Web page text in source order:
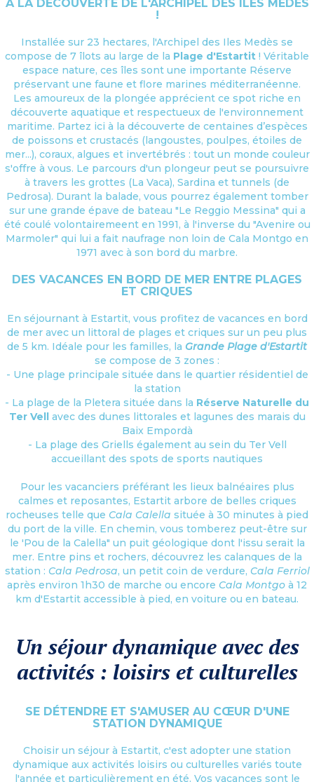
À LA DÉCOUVERTE DE L'ARCHIPEL DES ILES MEDÈS
!
Installée sur 23 hectares, l'Archipel des Iles Medès se
compose de 7 îlots au large de la Plage d'Estartit ! Véritable
espace nature, ces îles sont une importante Réserve
préservant une faune et flore marines méditerranéenne.
Les amoureux de la plongée apprécient ce spot riche en
découverte aquatique et respectueux de l'environnement
maritime. Partez ici à la découverte de centaines d’espèces
de poissons et crustacés (langoustes, poulpes, étoiles de
mer...), coraux, algues et invertébrés : tout un monde couleur
s'offre à vous. Le parcours d'un plongeur peut se poursuivre
à travers les grottes (La Vaca), Sardina et tunnels (de
Pedrosa). Durant la balade, vous pourrez également tomber
sur une grande épave de bateau "Le Reggio Messina" qui a
été coulé volontairemeent en 1991, à l'inverse du "Avenire ou
Marmoler" qui lui a fait naufrage non loin de Cala Montgo en
1971 avec à son bord du marbre.
DES VACANCES EN BORD DE MER ENTRE PLAGES
ET CRIQUES
En séjournant à Estartit, vous profitez de vacances en bord
de mer avec un littoral de plages et criques sur un peu plus
de 5 km. Idéale pour les familles, la Grande Plage d'Estartit
se compose de 3 zones :
- Une plage principale située dans le quartier résidentiel de
la station
- La plage de la Pletera située dans la Réserve Naturelle du
Ter Vellavec des dunes littorales et lagunes des marais du
Baix Empordà
- La plage des Griells également au sein du Ter Vell
accueillant des spots de sports nautiques
Pour les vacanciers préférant les lieux balnéaires plus
calmes et reposantes, Estartit arbore de belles criques
rocheuses telle que Cala Calella située à 30 minutes à pied
du port de la ville. En chemin, vous tomberez peut-être sur
le 'Pou de la Calella" un puit géologique dont l'issu serait la
mer. Entre pins et rochers, découvrez les calanques de la
station : Cala Pedrosa, un petit coin de verdure, Cala Ferriol
après environ 1h30 de marche ou encore Cala Montgo à 12
km d'Estartit accessible à pied, en voiture ou en bateau.
Un séjour dynamique avec des
activités : loisirs et culturelles
SE DÉTENDRE ET S'AMUSER AU CŒUR D'UNE
STATION DYNAMIQUE
Choisir un séjour à Estartit, c'est adopter une station
dynamique aux activités loisirs ou culturelles variés toute
l'année et particulièrement en été. Vos vacances sont le